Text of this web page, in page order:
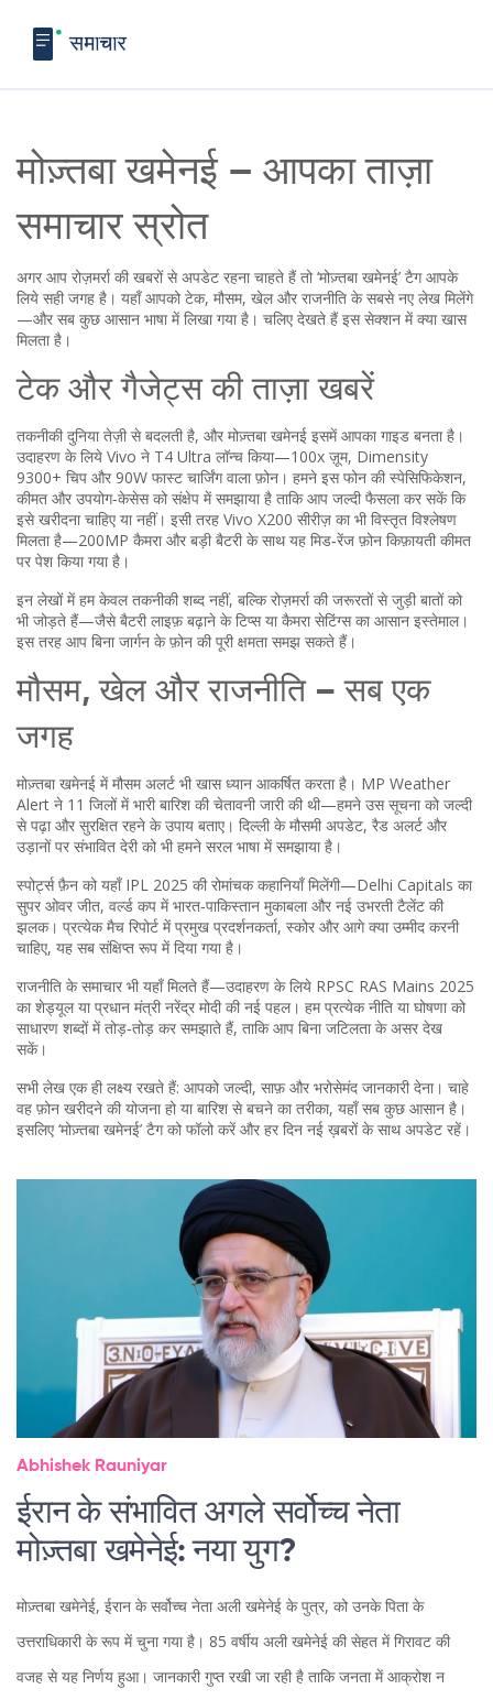
मोज़्तबा खमेनई – आपका ताज़ा
समाचार स्रोत
अगर आप रोज़मर्रा की खबरों से अपडेट रहना चाहते हैं तो ‘मोज़्तबा खमेनई’ टैग आपके
लिये सही जगह है। यहाँ आपको टेक, मौसम, खेल और राजनीति के सबसे नए लेख मिलेंगे
—और सब कुछ आसान भाषा में लिखा गया है। चलिए देखते हैं इस सेक्शन में क्या खास
मिलता है।
टेक और गैजेट्स की ताज़ा खबरें
तकनीकी दुनिया तेज़ी से बदलती है, और मोज़्तबा खमेनई इसमें आपका गाइड बनता है।
उदाहरण के लिये Vivo ने T4 Ultra लॉन्च किया—100x ज़ूम, Dimensity
9300+ चिप और 90W फास्ट चार्जिंग वाला फ़ोन। हमने इस फोन की स्पेसिफिकेशन,
कीमत और उपयोग‑केसेस को संक्षेप में समझाया है ताकि आप जल्दी फैसला कर सकें कि
इसे खरीदना चाहिए या नहीं। इसी तरह Vivo X200 सीरीज़ का भी विस्तृत विश्लेषण
मिलता है—200MP कैमरा और बड़ी बैटरी के साथ यह मिड‑रेंज फ़ोन किफ़ायती कीमत
पर पेश किया गया है।
इन लेखों में हम केवल तकनीकी शब्द नहीं, बल्कि रोज़मर्रा की जरूरतों से जुड़ी बातों को
भी जोड़ते हैं—जैसे बैटरी लाइफ़ बढ़ाने के टिप्स या कैमरा सेटिंग्स का आसान इस्तेमाल।
इस तरह आप बिना जार्गन के फ़ोन की पूरी क्षमता समझ सकते हैं।
मौसम, खेल और राजनीति – सब एक
जगह
मोज़्तबा खमेनई में मौसम अलर्ट भी खास ध्यान आकर्षित करता है। MP Weather
Alert ने 11 जिलों में भारी बारिश की चेतावनी जारी की थी—हमने उस सूचना को जल्दी
से पढ़ा और सुरक्षित रहने के उपाय बताए। दिल्ली के मौसमी अपडेट, रैड अलर्ट और
उड़ानों पर संभावित देरी को भी हमने सरल भाषा में समझाया है।
स्पोर्ट्स फ़ैन को यहाँ IPL 2025 की रोमांचक कहानियाँ मिलेंगी—Delhi Capitals का
सुपर ओवर जीत, वर्ल्ड कप में भारत‑पाकिस्तान मुकाबला और नई उभरती टैलेंट की
झलक। प्रत्येक मैच रिपोर्ट में प्रमुख प्रदर्शनकर्ता, स्कोर और आगे क्या उम्मीद करनी
चाहिए, यह सब संक्षिप्त रूप में दिया गया है।
राजनीति के समाचार भी यहाँ मिलते हैं—उदाहरण के लिये RPSC RAS Mains 2025
का शेड्यूल या प्रधान मंत्री नरेंद्र मोदी की नई पहल। हम प्रत्येक नीति या घोषणा को
साधारण शब्दों में तोड़‑तोड़ कर समझाते हैं, ताकि आप बिना जटिलता के असर देख
सकें।
सभी लेख एक ही लक्ष्य रखते हैं: आपको जल्दी, साफ़ और भरोसेमंद जानकारी देना। चाहे
वह फ़ोन खरीदने की योजना हो या बारिश से बचने का तरीका, यहाँ सब कुछ आसान है।
इसलिए ‘मोज़्तबा खमेनई’ टैग को फॉलो करें और हर दिन नई ख़बरों के साथ अपडेट रहें।
Abhishek Rauniyar
ईरान के संभावित अगले सर्वोच्च नेता
मोज़्तबा खमेनेई: नया युग?
मोज़्तबा खमेनेई, ईरान के सर्वोच्च नेता अली खमेनेई के पुत्र, को उनके पिता के
उत्तराधिकारी के रूप में चुना गया है। 85 वर्षीय अली खमेनेई की सेहत में गिरावट की
वजह से यह निर्णय हुआ। जानकारी गुप्त रखी जा रही है ताकि जनता में आक्रोश न